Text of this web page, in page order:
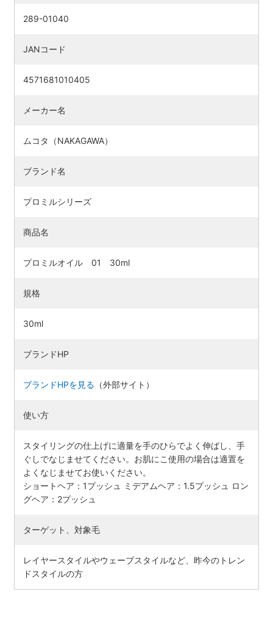
289-01040
JANコード
4571681010405
メーカー名
ムコタ（NAKAGAWA）
ブランド名
プロミルシリーズ
商品名
プロミルオイル 01 30ml
規格
30ml
ブランドHP
ブランドHPを見る （外部サイト）
使い方
スタイリングの仕上げに適量を手のひらでよく伸ばし、手
ぐしでなじませてください。お肌にこ使用の場合は適置を
よくなじませてお使いください。
ショートヘア：1プッシュ ミデアムヘア：1.5プッシュ ロン
グヘア：2プッシュ
ターゲット、対象毛
レイヤースタイルやウェーブスタイルなど、昨今のトレン
ドスタイルの方